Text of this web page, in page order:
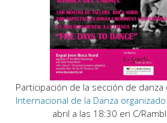
Participación de la sección de
Internacional de la Danza
abril a las 18:30 en C/